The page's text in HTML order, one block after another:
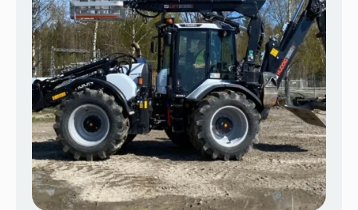
Webshop